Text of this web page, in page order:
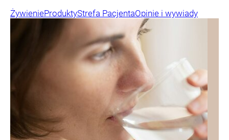
ŻywienieProduktyStrefa PacjentaOpinie i wywiady